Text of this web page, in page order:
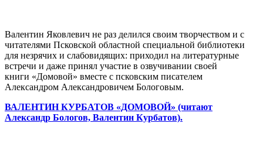
Валентин Яковлевич не раз делился своим творчеством и с
читателями Псковской областной специальной библиотеки
для незрячих и слабовидящих: приходил на литературные
встречи и даже принял участие в озвучивании своей
книги «Домовой» вместе с псковским писателем
Александром Александровичем Бологовым.
ВАЛЕНТИН КУРБАТОВ «ДОМОВОЙ» (читают
Александр Бологов, Валентин Курбатов).